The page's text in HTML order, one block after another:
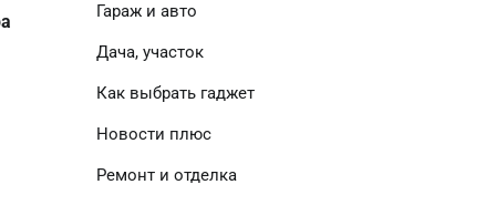
Гараж и авто
Дача, участок
Как выбрать гаджет
Новости плюс
Ремонт и отделка